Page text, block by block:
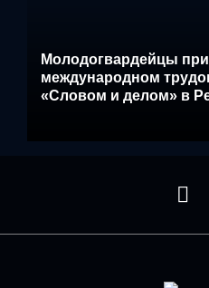
Молодогвардейцы
международном
«Словом и делом» в